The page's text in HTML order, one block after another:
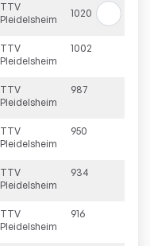
TTV
Pleidelsheim
1020
TTV
Pleidelsheim
1002
TTV
Pleidelsheim
987
TTV
Pleidelsheim
950
TTV
Pleidelsheim
934
TTV
Pleidelsheim
916